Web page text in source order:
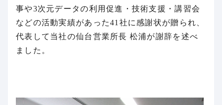
事や3次元データの利用促進・技術支援・講習会
などの活動実績があった41社に感謝状が贈られ、
代表して当社の仙台営業所長 松浦が謝辞を述べ
ました。